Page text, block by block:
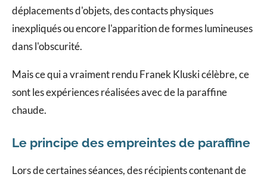
déplacements d'objets, des contacts physiques
inexpliqués ou encore l'apparition de formes lumineuses
dans l'obscurité.
Mais ce qui a vraiment rendu Franek Kluski célèbre, ce
sont les expériences réalisées avec de la paraffine
chaude.
Le principe des empreintes de paraffine
Lors de certaines séances, des récipients contenant de